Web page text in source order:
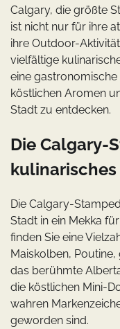
Calgary, die größte
ist nicht nur für ihre
ihre Outdoor-
vielfältige
eine
köstlichen Aromen
Stadt zu entdecken.
Die Calgary-
kulinarisches
Die Calgary-
Stadt in ein Mekka
finden Sie eine
Maiskolben,
das berühmte
die köstlichen Mini-
wahren
geworden sind.